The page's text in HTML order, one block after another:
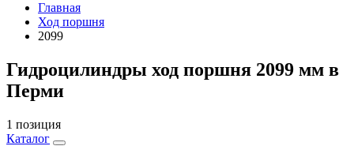
Главная
Ход поршня
2099
Гидроцилиндры ход поршня 2099 мм в
Перми
1 позиция
Каталог